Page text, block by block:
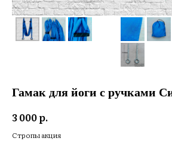
Гамак для йоги с ручками
3 000р.
Стропы акция